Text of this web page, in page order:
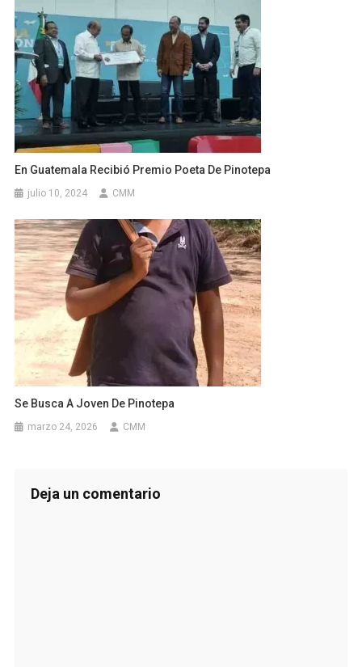
En Guatemala Recibió Premio Poeta De Pinotepa
julio 10, 2024 CMM
Se Busca A Joven De Pinotepa
marzo 24, 2026 CMM
Deja un comentario